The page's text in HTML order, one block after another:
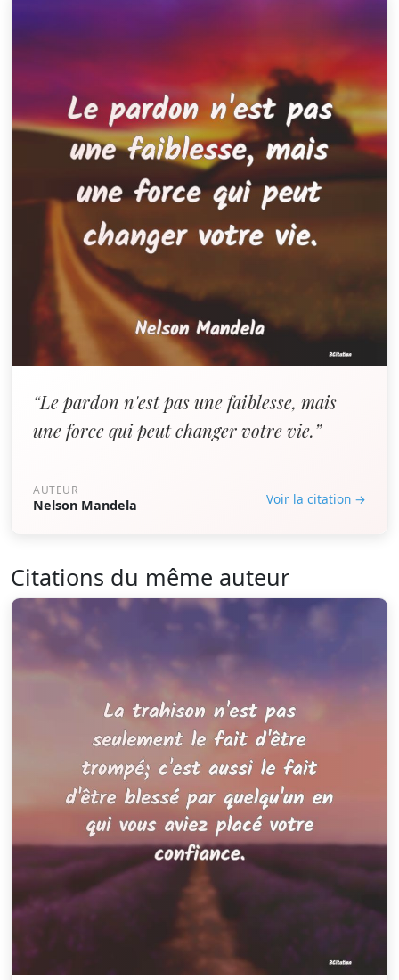
“Le pardon n'est pas une faiblesse, mais
une force qui peut changer votre vie.”
AUTEUR
Nelson Mandela Voir la citation →
Citations du même auteur